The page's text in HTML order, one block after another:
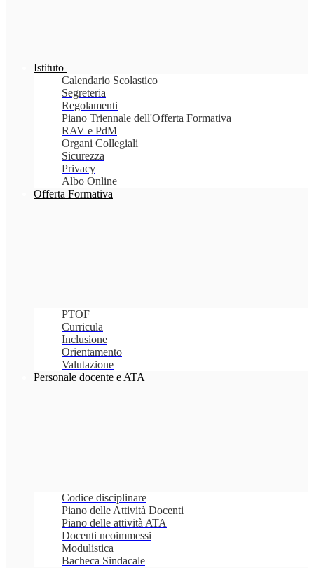
Istituto
Calendario Scolastico
Segreteria
Regolamenti
Piano Triennale dell'Offerta Formativa
RAV e PdM
Organi Collegiali
Sicurezza
Privacy
Albo Online
Offerta Formativa
PTOF
Curricula
Inclusione
Orientamento
Valutazione
Personale docente e ATA
Codice disciplinare
Piano delle Attività Docenti
Piano delle attività ATA
Docenti neoimmessi
Modulistica
Bacheca Sindacale